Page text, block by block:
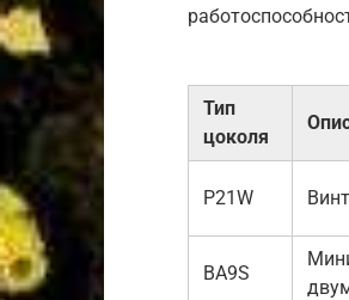
Тип
цоколя
P21W
BA9S